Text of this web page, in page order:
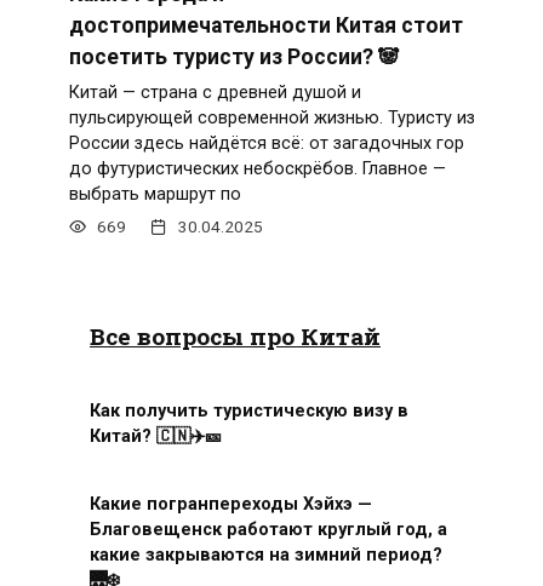
достопримечательности Китая стоит
посетить туристу из России? 🐼
Китай — страна с древней душой и
пульсирующей современной жизнью. Туристу из
России здесь найдётся всё: от загадочных гор
до футуристических небоскрёбов. Главное —
выбрать маршрут по
669 30.04.2025
Все вопросы про Китай
Как получить туристическую визу в
Китай? 🇨🇳✈️🎫
Какие погранпереходы Хэйхэ —
Благовещенск работают круглый год, а
какие закрываются на зимний период?
🌉❄️